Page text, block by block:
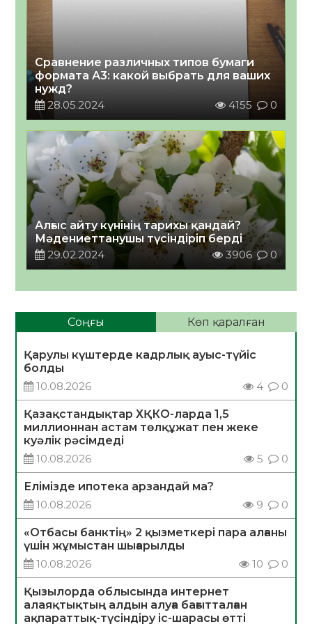
Сравнение различных типов бумаги
формата А3: какой выбрать для ваших
нужд?
28.05.2024
4155 0
Алғыс айту күнінің тарихы қандай?
Мәдениеттанушы түсіндіріп берді
29.02.2024
3906 0
Соңғы Көп қаралған
Қарулы күштерде кадрлық ауыс-түйіс
болды
10.08.2026
4 0
Қазақстандықтар ХҚКО-ларда 1,5
миллионнан астам төлқұжат пен жеке
куәлік рәсімдеді
10.08.2026
5 0
Елімізде ипотека арзандай ма?
10.08.2026
9 0
«Отбасы банктің» 2 қызметкері пара алғаны
үшін жұмыстан шығарылды
10.08.2026
10 0
Қызылорда облысында интернет
алаяқтықтың алдын алуға бағытталған
ақпараттық-түсіндіру іс-шарасы өтті